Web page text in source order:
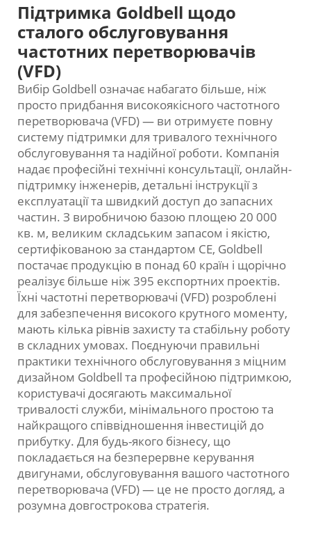
Підтримка Goldbell щодо
сталого обслуговування
частотних перетворювачів
(VFD)
Вибір Goldbell означає набагато більше, ніж
просто придбання високоякісного частотного
перетворювача (VFD) — ви отримуєте повну
систему підтримки для тривалого технічного
обслуговування та надійної роботи. Компанія
надає професійні технічні консультації, онлайн-
підтримку інженерів, детальні інструкції з
експлуатації та швидкий доступ до запасних
частин. З виробничою базою площею 20 000
кв. м, великим складським запасом і якістю,
сертифікованою за стандартом CE, Goldbell
постачає продукцію в понад 60 країн і щорічно
реалізує більше ніж 395 експортних проектів.
Їхні частотні перетворювачі (VFD) розроблені
для забезпечення високого крутного моменту,
мають кілька рівнів захисту та стабільну роботу
в складних умовах. Поєднуючи правильні
практики технічного обслуговування з міцним
дизайном Goldbell та професійною підтримкою,
користувачі досягають максимальної
тривалості служби, мінімального простою та
найкращого співвідношення інвестицій до
прибутку. Для будь-якого бізнесу, що
покладається на безперервне керування
двигунами, обслуговування вашого частотного
перетворювача (VFD) — це не просто догляд, а
розумна довгострокова стратегія.